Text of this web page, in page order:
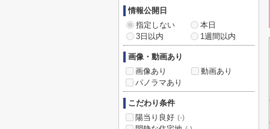
情報公開日
指定しない
本日
3日以内
1週間以内
画像・動画あり
画像あり
動画あり
パノラマあり
こだわり条件
陽当り良好 (-)